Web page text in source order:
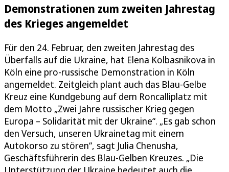
Demonstrationen zum zweiten Jahrestag
des Krieges angemeldet
Für den 24. Februar, den zweiten Jahrestag des
Überfalls auf die Ukraine, hat Elena Kolbasnikova in
Köln eine pro-russische Demonstration in Köln
angemeldet. Zeitgleich plant auch das Blau-Gelbe
Kreuz eine Kundgebung auf dem Roncalliplatz mit
dem Motto „Zwei Jahre russischer Krieg gegen
Europa – Solidarität mit der Ukraine“. „Es gab schon
den Versuch, unseren Ukrainetag mit einem
Autokorso zu stören“, sagt Julia Chenusha,
Geschäftsführerin des Blau-Gelben Kreuzes. „Die